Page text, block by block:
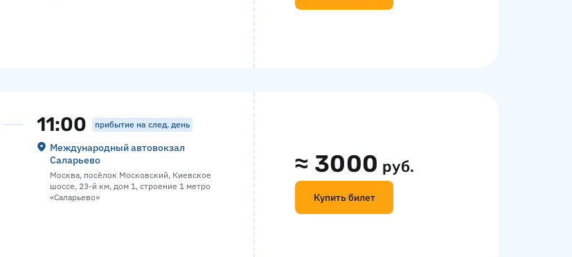
11:00 прибытие на след. день
Международный автовокзал
Саларьево
Москва, посёлок Московский, Киевское
шоссе, 23-й км, дом 1, строение 1 метро
«Саларьево»
≈ 3000 руб.
Купить билет